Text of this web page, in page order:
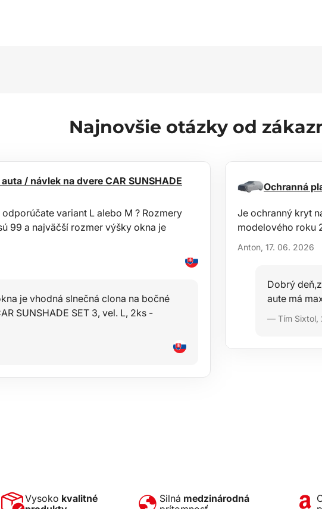
Najnovšie otázky od
/ návlek na dvere CAR SUNSHADE
variant L alebo M ? Rozmery
99 a najväčší rozmer výšky okna je
je vhodná slnečná clona na bočné
SUNSHADE SET 3, vel. L, 2ks -
Ochranná
Je ochranný kryt
modelového roku
Anton, 17. 06. 2026
Dobrý
aute má
— Tím Sixtol,
Vysoko kvalitné
Silná medzinárodná